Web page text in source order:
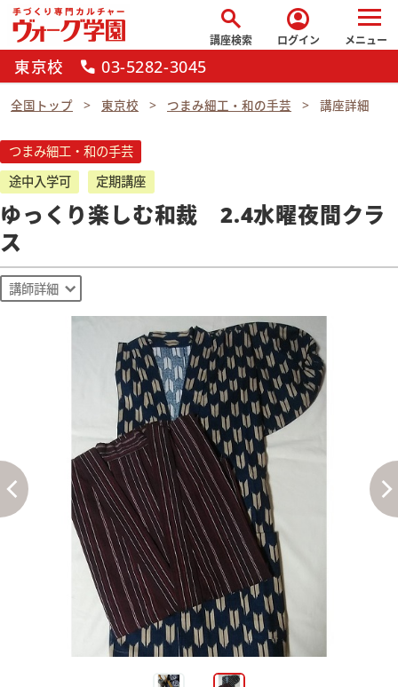
search
講座検索
account_circle
ログイン メニュー
東京校 call 03-5282-3045
全国トップ 東京校 つまみ細工・和の手芸 講座詳細
つまみ細工・和の手芸
途中入学可
定期講座
ゆっくり楽しむ和裁 2.4水曜夜間クラ
ス
講師詳細